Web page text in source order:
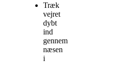
Træk
vejret
dybt
ind
gennem
næsen
i